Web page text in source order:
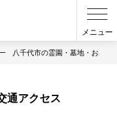
メニュー
八千代市の霊園・墓地・お墓
通アクセス